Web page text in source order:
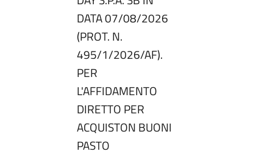
DATA 07/08/2026
(PROT. N.
495/1/2026/AF).
PER
L'AFFIDAMENTO
DIRETTO PER
ACQUISTON BUONI
PASTO